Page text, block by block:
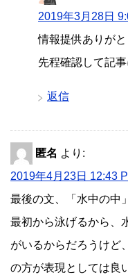
2019年3月28日
情報提供ありがと
先程確認して記
返信
匿名 より:
2019年4月23日 12:43
最後の文、「水中の中
最初から泳げるから、
がいるからだろうけど
の方が表現としては良